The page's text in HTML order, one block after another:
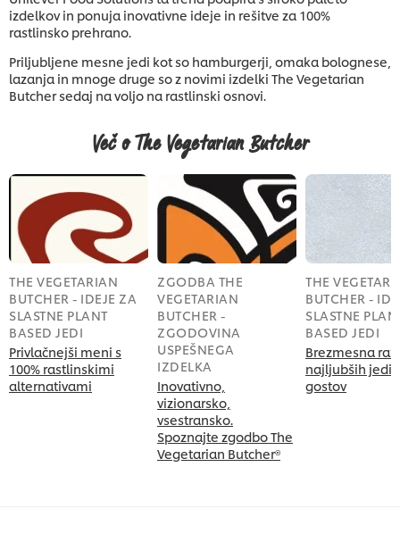
izdelkov in ponuja inovativne ideje in rešitve za 100%
rastlinsko prehrano.
Priljubljene mesne jedi kot so hamburgerji, omaka bolognese,
lazanja in mnoge druge so z novimi izdelki The Vegetarian
Butcher sedaj na voljo na rastlinski osnovi.
Več o The Vegetarian Butcher
THE VEGETARIAN
BUTCHER - IDEJE ZA
SLASTNE PLANT
BASED JEDI
Privlačnejši meni s
100% rastlinskimi
alternativami
ZGODBA THE
VEGETARIAN
BUTCHER -
ZGODOVINA
USPEŠNEGA
IZDELKA
Inovativno,
vizionarsko,
vsestransko.
Spoznajte zgodbo The
Vegetarian Butcher®
THE
BUTCHER -
SLASTNE
BASED JEDI
Brezmesna
najljubših jedi
gostov